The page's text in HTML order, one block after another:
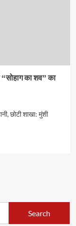
का शव” का
छोटी शाखा: मुंशी